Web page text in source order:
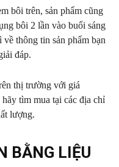
bôi trên, sản phẩm cũng
bôi 2 lần vào buổi sáng
thông tin sản phẩm bạn
đáp.
thị trường với giá
tìm mua tại các địa chỉ
lượng.
BẰNG LIỆU